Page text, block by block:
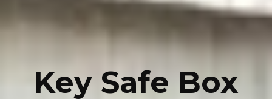
Key Safe Box